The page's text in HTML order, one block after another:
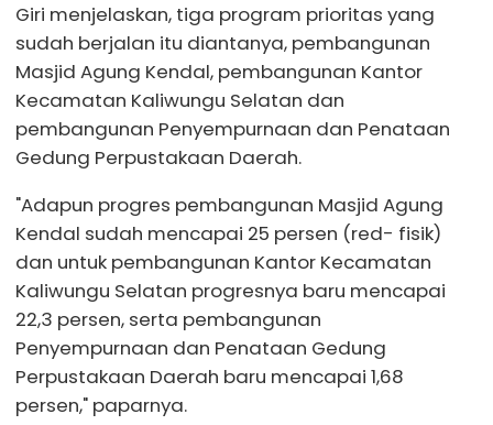
Giri menjelaskan, tiga program prioritas yang
sudah berjalan itu diantanya, pembangunan
Masjid Agung Kendal, pembangunan Kantor
Kecamatan Kaliwungu Selatan dan
pembangunan Penyempurnaan dan Penataan
Gedung Perpustakaan Daerah.
"Adapun progres pembangunan Masjid Agung
Kendal sudah mencapai 25 persen (red- fisik)
dan untuk pembangunan Kantor Kecamatan
Kaliwungu Selatan progresnya baru mencapai
22,3 persen, serta pembangunan
Penyempurnaan dan Penataan Gedung
Perpustakaan Daerah baru mencapai 1,68
persen," paparnya.